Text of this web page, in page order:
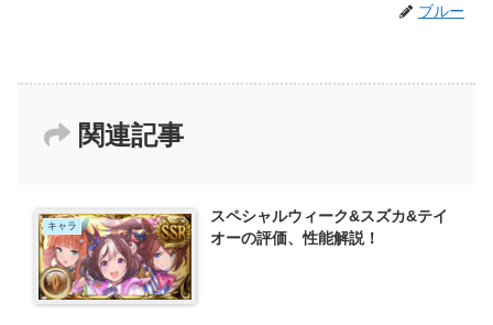
ブルー
関連記事
キャラ
スペシャルウィーク&スズカ&テイ
オーの評価、性能解説！